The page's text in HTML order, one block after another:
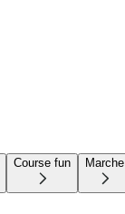
Course fun Marche